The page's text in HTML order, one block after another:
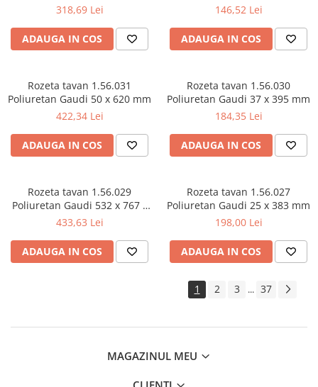
318,69 Lei
ADAUGA IN COS
146,52 Lei
ADAUGA IN COS
Rozeta tavan 1.56.031
Poliuretan Gaudi 50 x 620 mm
422,34 Lei
ADAUGA IN COS
Rozeta tavan 1.56.030
Poliuretan Gaudi 37 x 395 mm
184,35 Lei
ADAUGA IN COS
Rozeta tavan 1.56.029
Poliuretan Gaudi 532 x 767 x
45 mm
433,63 Lei
ADAUGA IN COS
Rozeta tavan 1.56.027
Poliuretan Gaudi 25 x 383 mm
198,00 Lei
ADAUGA IN COS
1 2 3 ... 37
MAGAZINUL MEU